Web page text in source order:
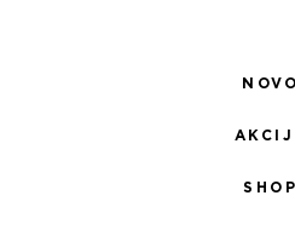
NOVO
SHOP